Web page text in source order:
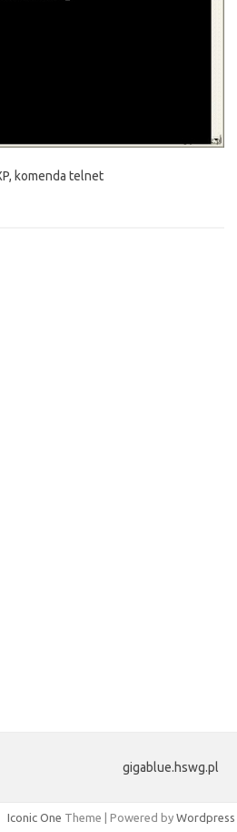
komenda telnet
gigablue.hswg.pl
Iconic One Theme | Powered by Wordpress